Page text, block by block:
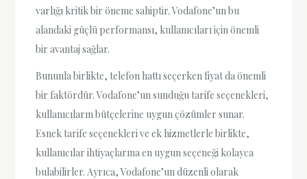
varlığı kritik bir öneme sahiptir. Vodafone’un bu
alandaki güçlü performansı, kullanıcıları için önemli
bir avantaj sağlar.
Bununla birlikte, telefon hattı seçerken fiyat da önemli
bir faktördür. Vodafone’un sunduğu tarife seçenekleri,
kullanıcıların bütçelerine uygun çözümler sunar.
Esnek tarife seçenekleri ve ek hizmetlerle birlikte,
kullanıcılar ihtiyaçlarına en uygun seçeneği kolayca
bulabilirler. Ayrıca, Vodafone’un düzenli olarak